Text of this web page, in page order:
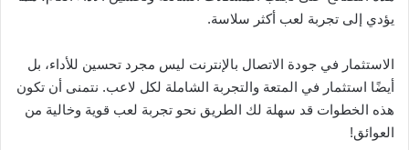
يؤدي إلى تجربة لعب أكثر سلاسة.
الاستثمار في جودة الاتصال بالإنترنت ليس مجرد تحسين للأداء، بل
أيضًا استثمار في المتعة والتجربة الشاملة لكل لاعب. نتمنى أن تكون
هذه الخطوات قد سهلة لك الطريق نحو تجربة لعب قوية وخالية من
العوائق!